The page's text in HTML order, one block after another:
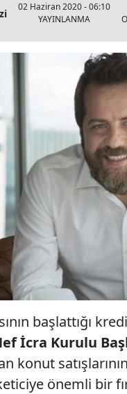
02 Haziran 2020 - 06:10
YAYINLANMA
başlattığı
İcra Kurulu
konut
önemli bir